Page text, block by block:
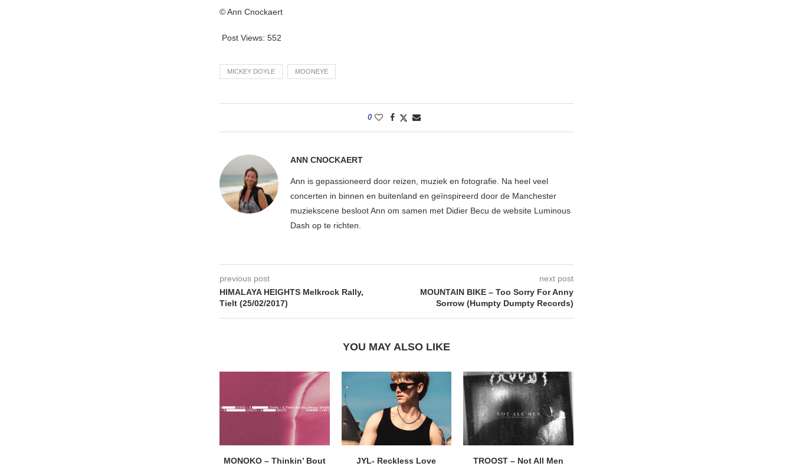
© Ann Cnockaert
Post Views: 552
MICKEY DOYLE MOONEYE
0
ANN CNOCKAERT
Ann is gepassioneerd door reizen, muziek en fotografie. Na heel veel
concerten in binnen en buitenland en geïnspireerd door de Manchester
muziekscene besloot Ann om samen met Didier Becu de website Luminous
Dash op te richten.
previous post
HIMALAYA HEIGHTS Melkrock Rally,
Tielt (25/02/2017)
next post
MOUNTAIN BIKE – Too Sorry For Anny
Sorrow (Humpty Dumpty Records)
YOU MAY ALSO LIKE
MONOKO – Thinkin’ Bout
JYL- Reckless Love TROOST – Not All Men